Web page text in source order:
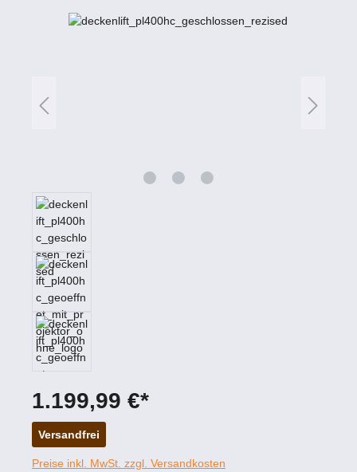
1.199,99 €*
Versandfrei
Preise inkl. MwSt. zzgl. Versandkosten